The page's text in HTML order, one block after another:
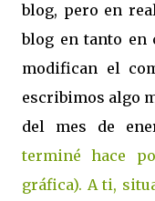
blog, pero en
blog en tanto en
modifican el
escribimos algo
del mes de
terminé hace
gráfica). A ti,